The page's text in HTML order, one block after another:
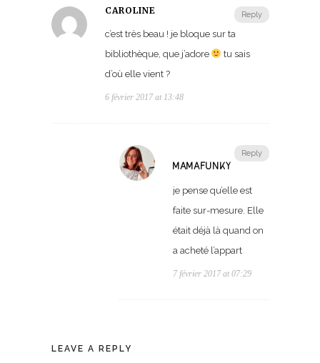
Reply
CAROLINE
c’est très beau ! je bloque sur ta
bibliothèque, que j’adore
tu sais
d’où elle vient ?
6 février 2017 at 13:48
Reply
MAMAFUNKY
je pense qu’elle est
faite sur-mesure. Elle
était déjà là quand on
a acheté l’appart
7 février 2017 at 07:29
LEAVE A REPLY